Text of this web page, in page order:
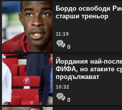
Бордо освободи
старши треньор
11:19
0
Йордания най-
ФИФА, но атаките
продължават
10:32
0